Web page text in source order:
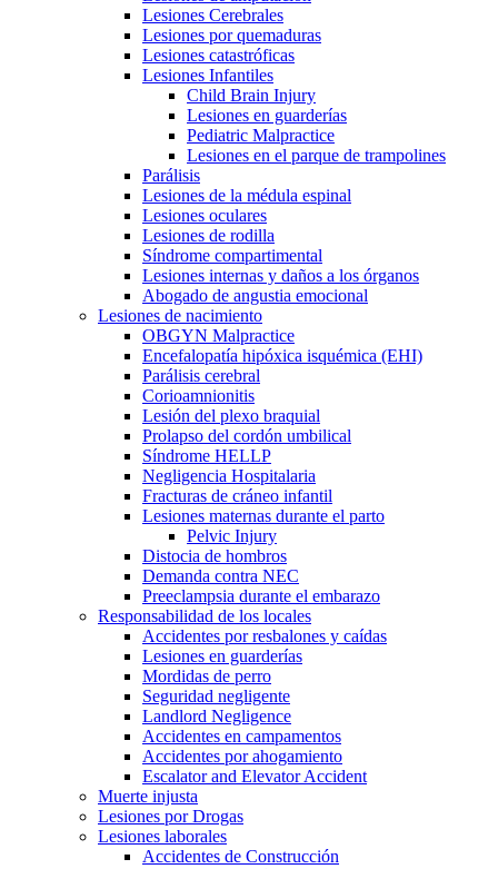
Lesiones Cerebrales
Lesiones por quemaduras
Lesiones catastróficas
Lesiones Infantiles
Child Brain Injury
Lesiones en guarderías
Pediatric Malpractice
Lesiones en el parque de trampolines
Parálisis
Lesiones de la médula espinal
Lesiones oculares
Lesiones de rodilla
Síndrome compartimental
Lesiones internas y daños a los órganos
Abogado de angustia emocional
Lesiones de nacimiento
OBGYN Malpractice
Encefalopatía hipóxica isquémica (EHI)
Parálisis cerebral
Corioamnionitis
Lesión del plexo braquial
Prolapso del cordón umbilical
Síndrome HELLP
Negligencia Hospitalaria
Fracturas de cráneo infantil
Lesiones maternas durante el parto
Pelvic Injury
Distocia de hombros
Demanda contra NEC
Preeclampsia durante el embarazo
Responsabilidad de los locales
Accidentes por resbalones y caídas
Lesiones en guarderías
Mordidas de perro
Seguridad negligente
Landlord Negligence
Accidentes en campamentos
Accidentes por ahogamiento
Escalator and Elevator Accident
Muerte injusta
Lesiones por Drogas
Lesiones laborales
Accidentes de Construcción